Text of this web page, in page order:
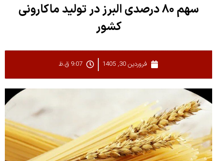
سهم ۸۰ درصدی البرز در تولید ماکارونی
کشور
فروردین 30, 1405 9:07 ق.ظ